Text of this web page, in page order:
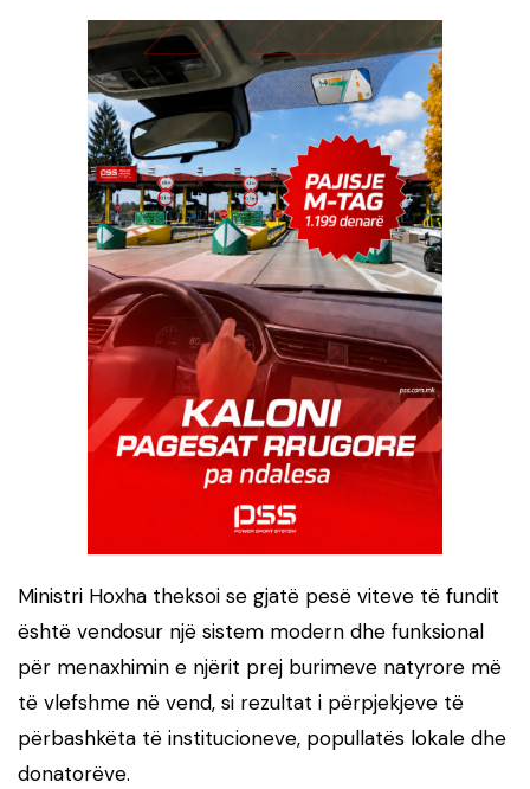
Ministri Hoxha theksoi se gjatë pesë viteve të fundit
është vendosur një sistem modern dhe funksional
për menaxhimin e njërit prej burimeve natyrore më
të vlefshme në vend, si rezultat i përpjekjeve të
përbashkëta të institucioneve, popullatës lokale dhe
donatorëve.